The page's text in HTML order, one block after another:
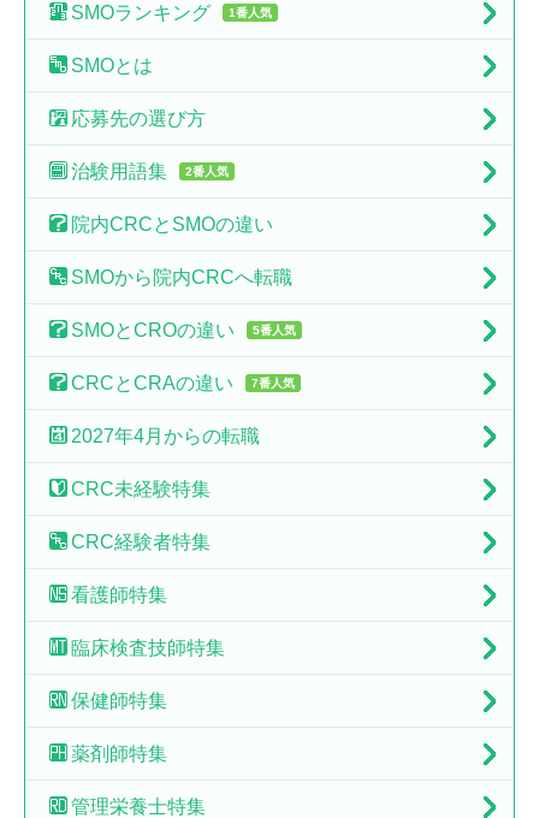
SMOランキング 1番人気
SMOとは
応募先の選び方
治験用語集 2番人気
院内CRCと SMOの違い
SMOから 院内CRCへ転職
SMOとCROの違い 5番人気
CRCとCRAの違い 7番人気
2027年4月からの転職
CRC未経験特集
CRC経験者特集
看護師特集
臨床検査技師特集
保健師特集
薬剤師特集
管理栄養士特集